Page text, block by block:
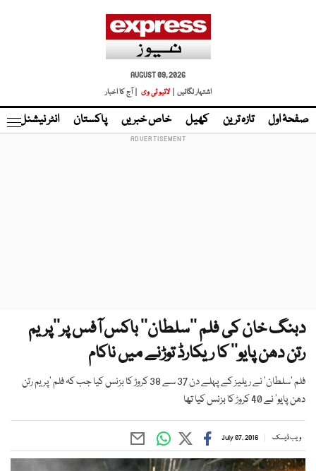
AUGUST 09, 2026
اشتہار لگائیں |
لائیو ٹی وی | آج کا اخبار
صفحۂ اول تازہ ترین کھیل خاص خبریں پاکستان انٹر نیشنل
دبنگ خان کی فلم ’’سلطان‘‘ باکس آفس پر’’پریم
رتن دھن پایو‘‘ کا ریکارڈ توڑنے میں ناکام
فلم ’سلطان‘ نے ریلیز کے پہلے دن 37 سے 38 کروڑ کا بزنس کیا جب کہ فلم ’پریم رتن
دھن پایو‘ نے 40 کروڑ کا بزنس کیا تھا
ویب ڈیسک July 07, 2016